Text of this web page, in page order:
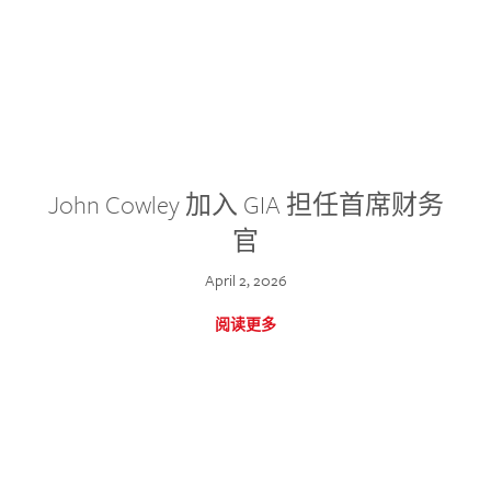
John Cowley 加入 GIA 担任首席财务
官
April 2, 2026
阅读更多